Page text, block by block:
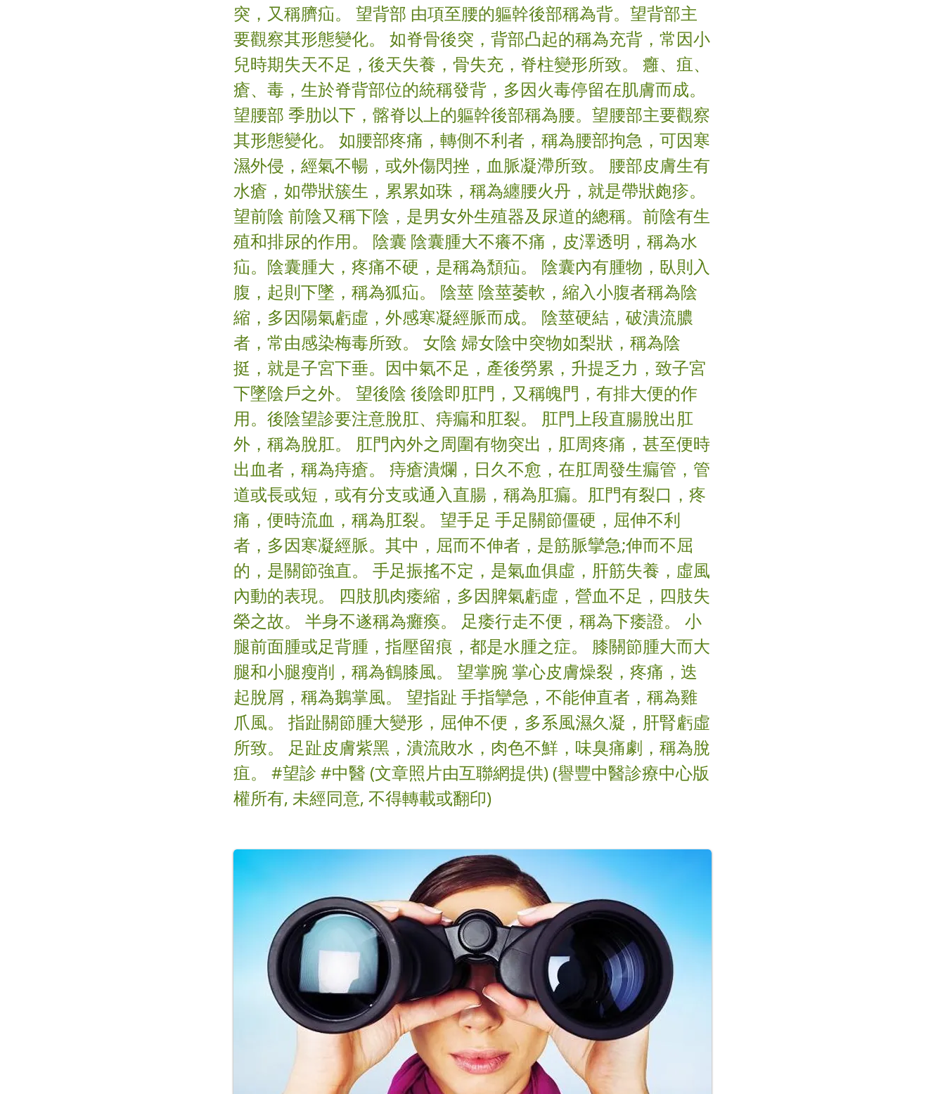
突，又稱臍疝。 望背部 由項至腰的軀幹後部稱為背。望背部主
要觀察其形態變化。 如脊骨後突，背部凸起的稱為充背，常因小
兒時期失天不足，後天失養，骨失充，脊柱變形所致。 癰、疽、
瘡、毒，生於脊背部位的統稱發背，多因火毒停留在肌膚而成。
望腰部 季肋以下，髂脊以上的軀幹後部稱為腰。望腰部主要觀察
其形態變化。 如腰部疼痛，轉側不利者，稱為腰部拘急，可因寒
濕外侵，經氣不暢，或外傷閃挫，血脈凝滯所致。 腰部皮膚生有
水瘡，如帶狀簇生，累累如珠，稱為纏腰火丹，就是帶狀皰疹。
望前陰 前陰又稱下陰，是男女外生殖器及尿道的總稱。前陰有生
殖和排尿的作用。 陰囊 陰囊腫大不癢不痛，皮澤透明，稱為水
疝。陰囊腫大，疼痛不硬，是稱為頹疝。 陰囊內有腫物，臥則入
腹，起則下墜，稱為狐疝。 陰莖 陰莖萎軟，縮入小腹者稱為陰
縮，多因陽氣虧虛，外感寒凝經脈而成。 陰莖硬結，破潰流膿
者，常由感染梅毒所致。 女陰 婦女陰中突物如梨狀，稱為陰
挺，就是子宮下垂。因中氣不足，產後勞累，升提乏力，致子宮
下墜陰戶之外。 望後陰 後陰即肛門，又稱魄門，有排大便的作
用。後陰望診要注意脫肛、痔瘺和肛裂。 肛門上段直腸脫出肛
外，稱為脫肛。 肛門內外之周圍有物突出，肛周疼痛，甚至便時
出血者，稱為痔瘡。 痔瘡潰爛，日久不愈，在肛周發生瘺管，管
道或長或短，或有分支或通入直腸，稱為肛瘺。肛門有裂口，疼
痛，便時流血，稱為肛裂。 望手足 手足關節僵硬，屈伸不利
者，多因寒凝經脈。其中，屈而不伸者，是筋脈攣急;伸而不屈
的，是關節強直。 手足振搖不定，是氣血俱虛，肝筋失養，虛風
內動的表現。 四肢肌肉痿縮，多因脾氣虧虛，營血不足，四肢失
榮之故。 半身不遂稱為癱瘓。 足痿行走不便，稱為下痿證。 小
腿前面腫或足背腫，指壓留痕，都是水腫之症。 膝關節腫大而大
腿和小腿瘦削，稱為鶴膝風。 望掌腕 掌心皮膚燥裂，疼痛，迭
起脫屑，稱為鵝掌風。 望指趾 手指攣急，不能伸直者，稱為雞
爪風。 指趾關節腫大變形，屈伸不便，多系風濕久凝，肝腎虧虛
所致。 足趾皮膚紫黑，潰流敗水，肉色不鮮，味臭痛劇，稱為脫
疽。 #望診 #中醫 (文章照片由互聯網提供) (譽豐中醫診療中心版
權所有, 未經同意, 不得轉載或翻印)